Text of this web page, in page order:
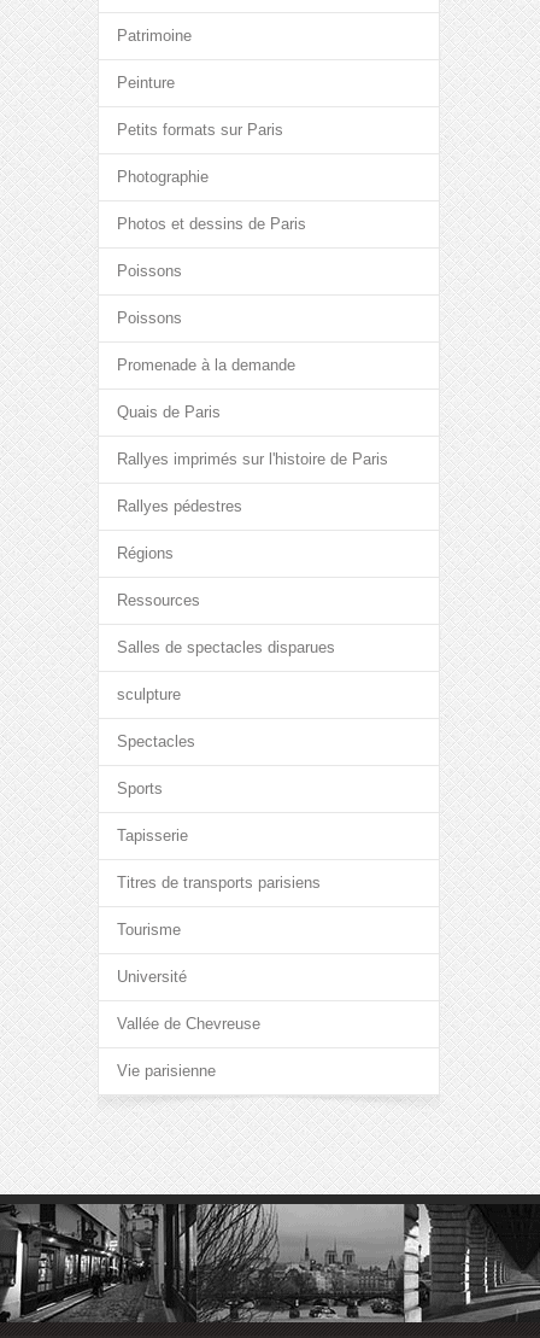
Patrimoine
Peinture
Petits formats sur Paris
Photographie
Photos et dessins de Paris
Poissons
Poissons
Promenade à la demande
Quais de Paris
Rallyes imprimés sur l'histoire de Paris
Rallyes pédestres
Régions
Ressources
Salles de spectacles disparues
sculpture
Spectacles
Sports
Tapisserie
Titres de transports parisiens
Tourisme
Université
Vallée de Chevreuse
Vie parisienne